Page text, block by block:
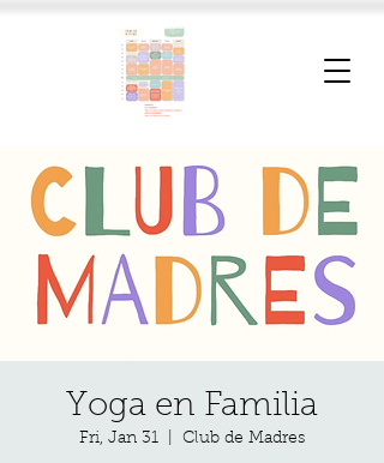
Yoga en Familia
Fri, Jan 31 Club de Madres